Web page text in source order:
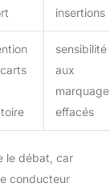
insertions
sensibilité
aux
effacés
le débat, car
conducteur